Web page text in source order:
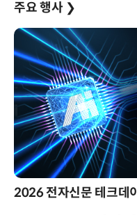
주요 행사 ❯
2026 전자신문 테크데이